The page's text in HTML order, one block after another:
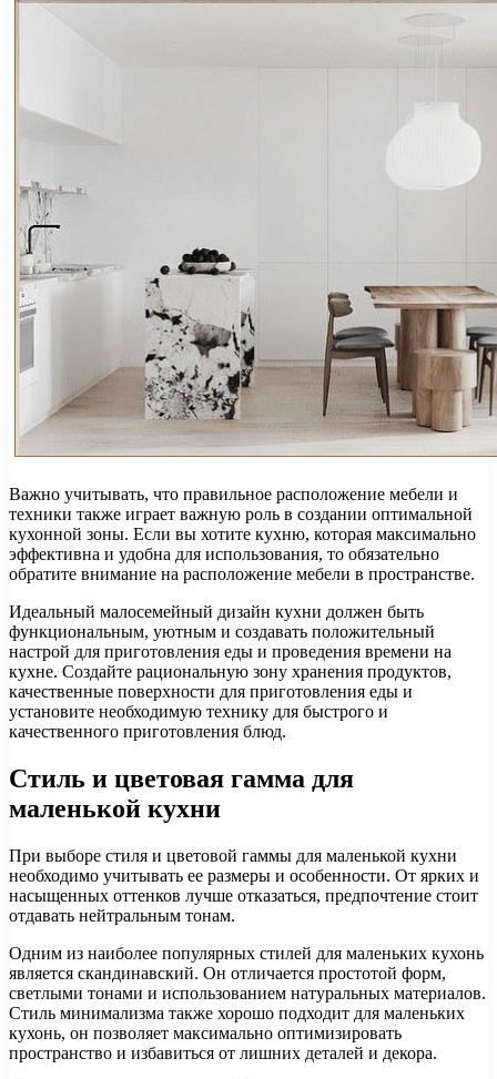
Важно учитывать, что правильное расположение мебели и
техники также играет важную роль в создании оптимальной
кухонной зоны. Если вы хотите кухню, которая максимально
эффективна и удобна для использования, то обязательно
обратите внимание на расположение мебели в пространстве.
Идеальный малосемейный дизайн кухни должен быть
функциональным, уютным и создавать положительный
настрой для приготовления еды и проведения времени на
кухне. Создайте рациональную зону хранения продуктов,
качественные поверхности для приготовления еды и
установите необходимую технику для быстрого и
качественного приготовления блюд.
Стиль и цветовая гамма для
маленькой кухни
При выборе стиля и цветовой гаммы для маленькой кухни
необходимо учитывать ее размеры и особенности. От ярких и
насыщенных оттенков лучше отказаться, предпочтение стоит
отдавать нейтральным тонам.
Одним из наиболее популярных стилей для маленьких кухонь
является скандинавский. Он отличается простотой форм,
светлыми тонами и использованием натуральных материалов.
Стиль минимализма также хорошо подходит для маленьких
кухонь, он позволяет максимально оптимизировать
пространство и избавиться от лишних деталей и декора.